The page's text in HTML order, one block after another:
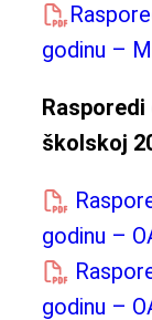
godinu –
Rasporedi
školskoj
godinu –
godinu –